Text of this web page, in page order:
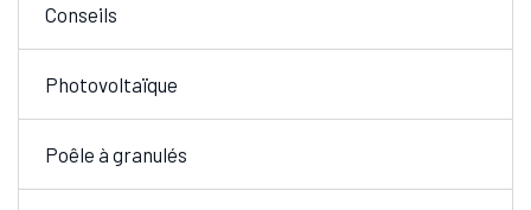
Conseils
Photovoltaïque
Poêle à granulés